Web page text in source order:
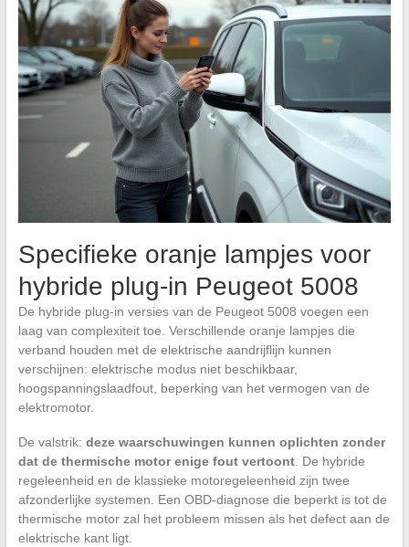
Specifieke oranje lampjes voor
hybride plug-in Peugeot 5008
De hybride plug-in versies van de Peugeot 5008 voegen een
laag van complexiteit toe. Verschillende oranje lampjes die
verband houden met de elektrische aandrijflijn kunnen
verschijnen: elektrische modus niet beschikbaar,
hoogspanningslaadfout, beperking van het vermogen van de
elektromotor.
De valstrik: deze waarschuwingen kunnen oplichten zonder
dat de thermische motor enige fout vertoont. De hybride
regeleenheid en de klassieke motoregeleenheid zijn twee
afzonderlijke systemen. Een OBD-diagnose die beperkt is tot de
thermische motor zal het probleem missen als het defect aan de
elektrische kant ligt.